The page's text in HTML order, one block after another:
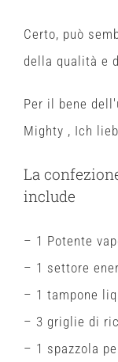
Certo, può
della qualità e
Per il bene
Mighty , Ich
La
include
– 1 Potente
– 1 settore
– 1 tampone
– 3 griglie di
– 1 spazzola